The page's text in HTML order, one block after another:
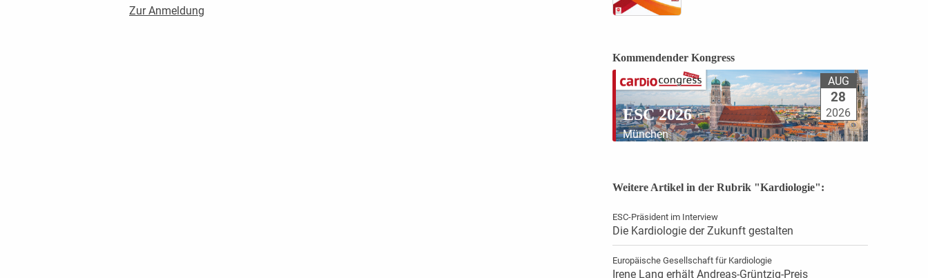
Zur Anmeldung
Kommendender Kongress
ESC 2026
München
AUG
28
2026
Weitere Artikel in der Rubrik "Kardiologie":
ESC-Präsident im Interview
Die Kardiologie der Zukunft gestalten
Europäische Gesellschaft für Kardiologie
Irene Lang erhält Andreas-Grüntzig-Preis